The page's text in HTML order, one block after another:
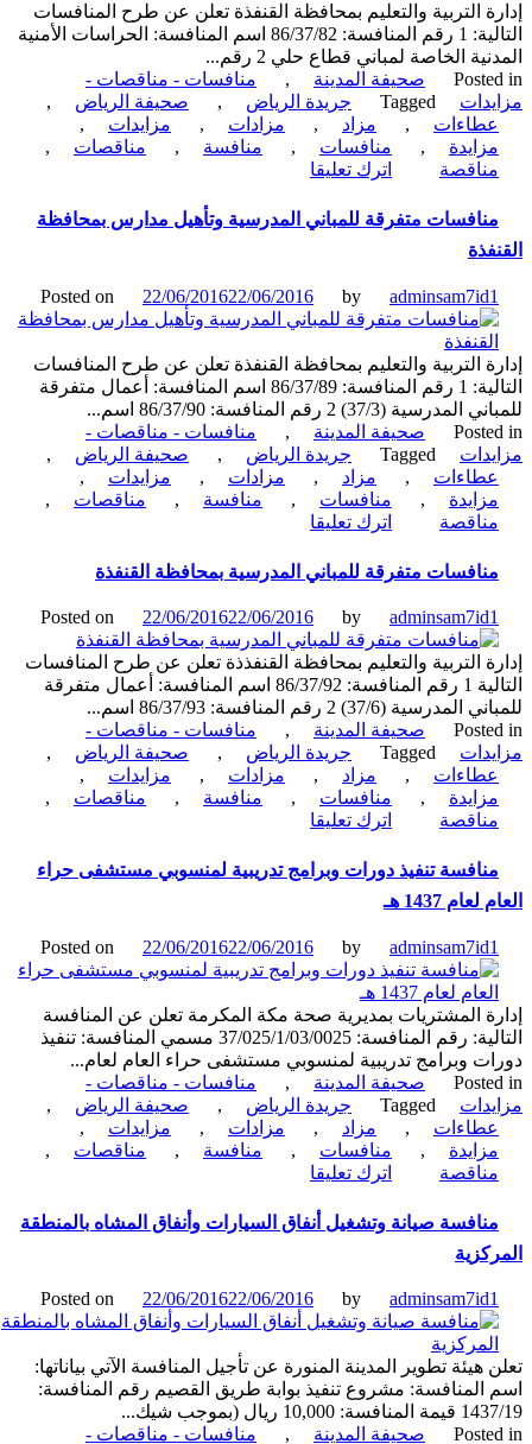
وتحديد
أملاك
جامعة
الجوف
التربية والتعليم بمحافظة القنفذة تعلن عن طرح المنافسات
التالية: 1 رقم المنافسة: 86/37/82 اسم المنافسة: الحراسات الأمنية
الخاصة لمباني قطاع حلي 2 رقم...
صحيفة المدينة ,
منافسات - مناقصات -
Tagged جريدة الرياض , صحيفة الرياض
,
, مزاد , مزادات , مزايدات
,
, منافسات , منافسة , مناقصات
,
اترك تعليقاon
حراسات
أمنية
بمباني
القطاعات
القنفذة
متفرقة للمباني المدرسية وتأهيل مدارس بمحافظة
Posted on 22/06/201622/06/2016 by
التربية والتعليم بمحافظة القنفذة تعلن عن طرح المنافسات
التالية: 1 رقم المنافسة: 86/37/89 اسم المنافسة: أعمال متفرقة
(37/3) 2 رقم المنافسة: 86/37/90 اسم...
صحيفة المدينة ,
منافسات - مناقصات -
Tagged جريدة الرياض , صحيفة الرياض
,
, مزاد , مزادات , مزايدات
,
, منافسات , منافسة , مناقصات
,
اترك تعليقاon
متفرقة
للمباني
المدرسية
وتأهيل
مدارس
بمحافظة
القنفذة
متفرقة للمباني المدرسية بمحافظة القنفذة
Posted on 22/06/201622/06/2016 by
التربية والتعليم بمحافظة القنفذذة تعلن عن طرح المنافسات
التالية 1 رقم المنافسة: 86/37/92 اسم المنافسة: أعمال متفرقة
(37/6) 2 رقم المنافسة: 86/37/93 اسم...
صحيفة المدينة ,
منافسات - مناقصات -
Tagged جريدة الرياض , صحيفة الرياض
,
, مزاد , مزادات , مزايدات
,
, منافسات , منافسة , مناقصات
,
اترك تعليقاon
متفرقة
للمباني
القنفذة
تنفيذ دورات وبرامج تدريبية لمنسوبي مستشفى حراء
1437 هـ
Posted on 22/06/201622/06/2016 by
المشتريات بمديرية صحة مكة المكرمة تعلن عن المنافسة
التالية: رقم المنافسة: 37/025/1/03/0025 مسمي المنافسة: تنفيذ
وبرامج تدريبية لمنسوبي مستشفى حراء العام لعام...
صحيفة المدينة ,
منافسات - مناقصات -
Tagged جريدة الرياض , صحيفة الرياض
,
, مزاد , مزادات , مزايدات
,
, منافسات , منافسة , مناقصات
,
اترك تعليقاon
تنفيذ
دورات
لمنسوبي
مستشفى
العام
لعام
1437
هـ
صيانة وتشغيل أنفاق السيارات وأنفاق المشاه بالمنطقة
Posted on 22/06/201622/06/2016 by
هيئة تطوير المدينة المنورة عن تأجيل المنافسة الآتي بياناتها:
المنافسة: مشروع تنفيذ بوابة طريق القصيم رقم المنافسة:
ريال (بموجب شيك...
صحيفة المدينة , منافسات - مناقصات -